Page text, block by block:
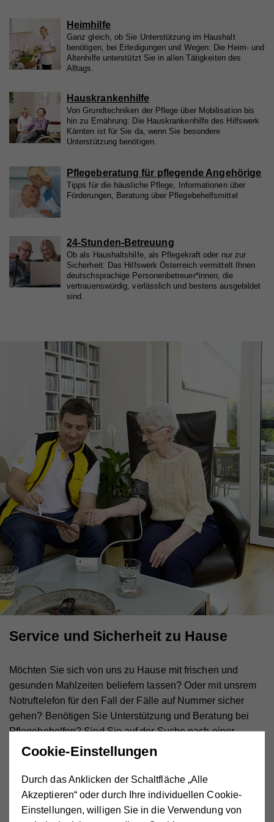
Heimhilfe
Ganz gleich, ob Sie Unterstützung im Haushalt
benötigen, bei Erledigungen und Wegen: Die Heim- und
Altenhilfe unterstützt Sie in allen Tätigkeiten des
Alltags.
Hauskrankenhilfe
Von Grundtechniken der Pflege über Mobilisation bis
hin zu Ernährung: Die Hauskrankenhilfe des Hilfswerk
Kärnten ist für Sie da, wenn Sie besondere
Unterstützung benötigen.
Pflegeberatung für pflegende Angehörige
Tipps für die häusliche Pflege, Informationen über
Förderungen, Beratung über Pflegebehelfsmittel
24-Stunden-Betreuung
Ob als Haushaltshilfe, als Pflegekraft oder nur zur
Sicherheit: Das Hilfswerk Österreich vermittelt Ihnen
deutschsprachige Personenbetreuer*innen, die
vertrauenswürdig, verlässlich und bestens ausgebildet
sind.
Service und Sicherheit zu Hause
Möchten Sie sich von uns zu Hause mit frischen und
gesunden Mahlzeiten beliefern lassen? Oder mit unsrem
Notruftelefon für den Fall der Fälle auf Nummer sicher
gehen? Benötigen Sie Unterstützung und Beratung bei
Pflegebehelfen? Sind Sie auf der Suche nach einer
Therapie, weil Sie Gedächtnisprobleme haben? Wir vom
Hilfswerk Kärnten sind in jeder Lage für Sie da.
Betreubares Wohnen
Gemeinschaft, Betreuung, Sicherheit – und doch kein
Heim. Wenn Sie gerne mit Gleichgesinnten in einer
Cookie-Einstellungen
Durch das Anklicken der Schaltfläche „Alle
Akzeptieren“ oder durch Ihre individuellen Cookie-
Einstellungen, willigen Sie in die Verwendung von